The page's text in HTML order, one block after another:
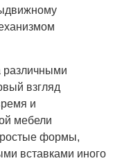
различными
взгляд
и
мебели
формы,
вставками иного